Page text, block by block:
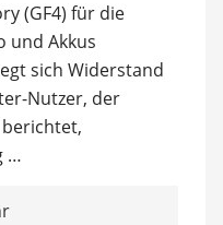
(GF4) für die
und Akkus
sich Widerstand
Nutzer, der
…